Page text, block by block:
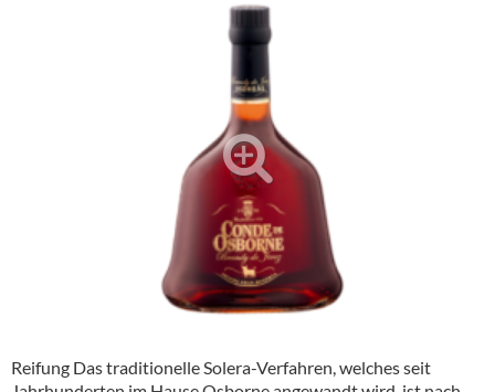
Hygieneartikel & Desinfektion
Reifung Das traditionelle Solera-Verfahren, welches seit